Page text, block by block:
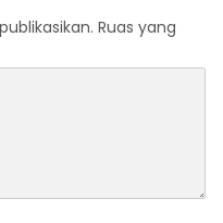
Ruas yang